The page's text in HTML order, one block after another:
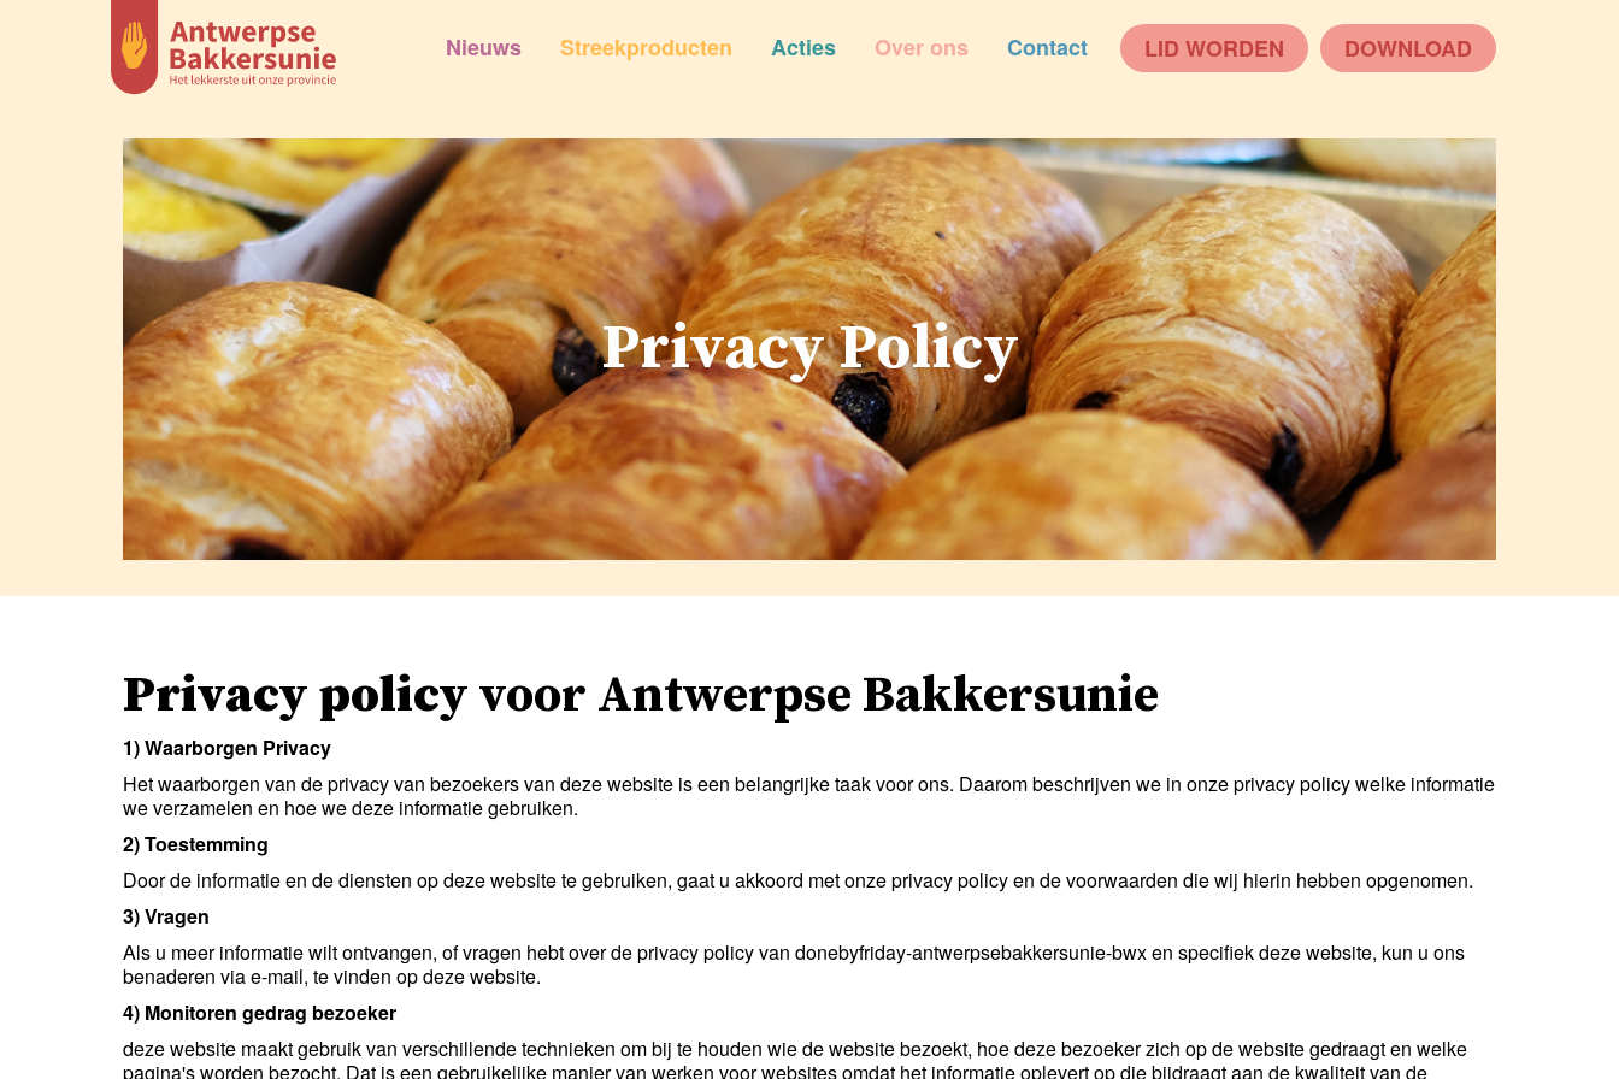
Nieuws Streekproducten Acties Over ons Contact LID WORDEN DOWNLOAD
Privacy Policy
Privacy policyvoor Antwerpse Bakkersunie
1) Waarborgen Privacy
Het waarborgen van de privacy van bezoekers van deze website is een belangrijke taak voor ons. Daarom beschrijven we in onze privacy policy welke informatie
we verzamelen en hoe we deze informatie gebruiken.
2) Toestemming
Door de informatie en de diensten op deze website te gebruiken, gaat u akkoord met onze privacy policy en de voorwaarden die wij hierin hebben opgenomen.
3) Vragen
Als u meer informatie wilt ontvangen, of vragen hebt over de privacy policy van donebyfriday-antwerpsebakkersunie-bwx en specifiek deze website, kun u ons
benaderen via e-mail, te vinden op deze website.
4) Monitoren gedrag bezoeker
deze website maakt gebruik van verschillende technieken om bij te houden wie de website bezoekt, hoe deze bezoeker zich op de website gedraagt en welke
pagina's worden bezocht. Dat is een gebruikelijke manier van werken voor websites omdat het informatie oplevert op die bijdraagt aan de kwaliteit van de